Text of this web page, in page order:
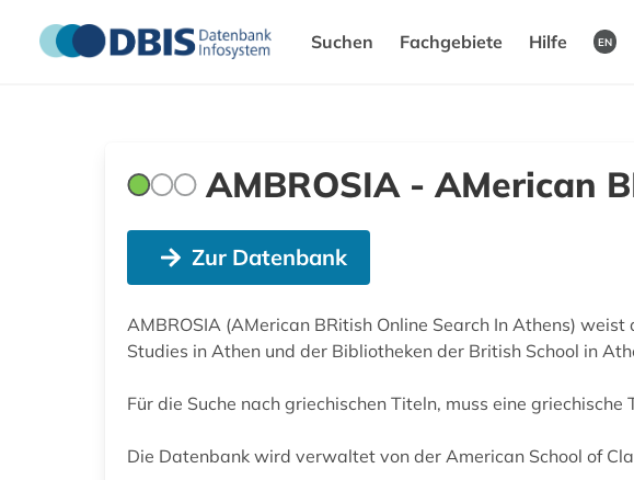
Suchen Fachgebiete Hilfe EN
AMBROSIA - AMerican
Zur Datenbank
AMBROSIA (AMerican BRitish Online Search In Athens)
Studies in Athen und der Bibliotheken der British School in
Für die Suche nach griechischen Titeln, muss eine
Die Datenbank wird verwaltet von der American School of